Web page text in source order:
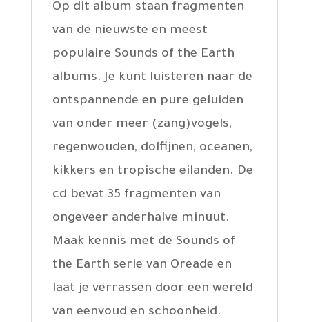
Op dit album staan fragmenten
van de nieuwste en meest
populaire Sounds of the Earth
albums. Je kunt luisteren naar de
ontspannende en pure geluiden
van onder meer (zang)vogels,
regenwouden, dolfijnen, oceanen,
kikkers en tropische eilanden. De
cd bevat 35 fragmenten van
ongeveer anderhalve minuut.
Maak kennis met de Sounds of
the Earth serie van Oreade en
laat je verrassen door een wereld
van eenvoud en schoonheid.